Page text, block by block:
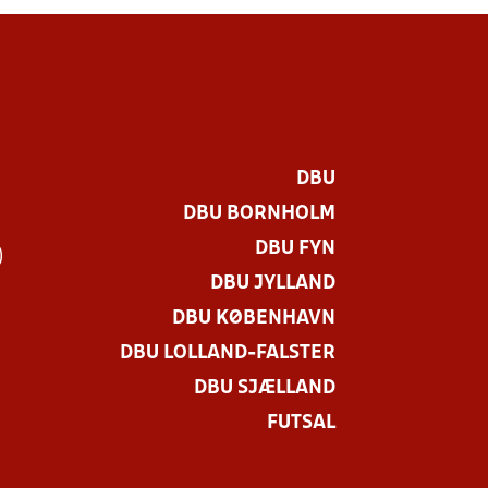
DBU
DBU BORNHOLM
DBU FYN
DBU JYLLAND
DBU KØBENHAVN
DBU LOLLAND-FALSTER
DBU SJÆLLAND
FUTSAL